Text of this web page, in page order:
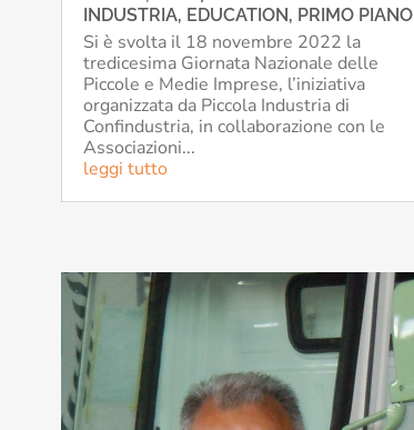
INDUSTRIA, EDUCATION, PRIMO PIANO
Si è svolta il 18 novembre 2022 la
tredicesima Giornata Nazionale delle
Piccole e Medie Imprese, l’iniziativa
organizzata da Piccola Industria di
Confindustria, in collaborazione con le
Associazioni...
leggi tutto